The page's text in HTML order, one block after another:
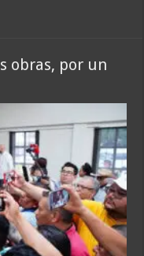
obras, por un